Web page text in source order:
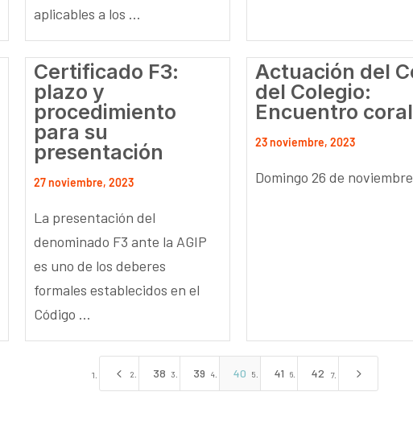
aplicables a los ...
Certificado F3:
plazo y
procedimiento
para su
presentación
27 noviembre, 2023
La presentación del
denominado F3 ante la AGIP
es uno de los deberes
formales establecidos en el
Código ...
Actuación del
del Colegio:
Encuentro coral
23 noviembre, 2023
Domingo 26 de
4 38 39 40 41 42 5